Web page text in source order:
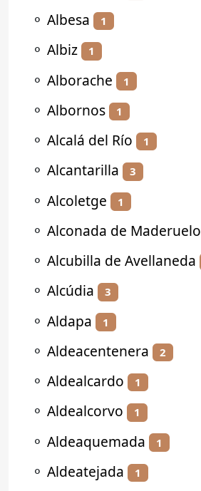
⚬ Albesa 1
⚬ Albiz 1
⚬ Alborache 1
⚬ Albornos 1
⚬ Alcalá del Río 1
⚬ Alcantarilla 3
⚬ Alcoletge 1
⚬ Alconada de Maderuelo
⚬ Alcubilla de Avellaneda
⚬ Alcúdia 3
⚬ Aldapa 1
⚬ Aldeacentenera 2
⚬ Aldealcardo 1
⚬ Aldealcorvo 1
⚬ Aldeaquemada 1
⚬ Aldeatejada 1